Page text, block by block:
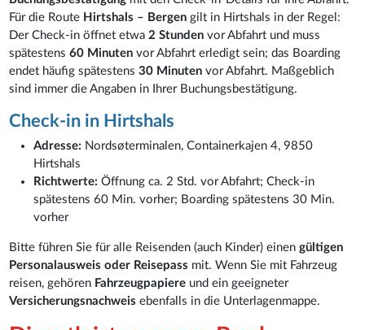
Für die Route Hirtshals – Bergen gilt in Hirtshals in der Regel:
Der Check-in öffnet etwa 2 Stunden vor Abfahrt und muss
spätestens60 Minuten vor Abfahrt erledigt sein; das Boarding
endet häufig spätestens30 Minuten vor Abfahrt. Maßgeblich
sind immer die Angaben in Ihrer Buchungsbestätigung.
Check-in in Hirtshals
Adresse: Nordsøterminalen, Containerkajen 4, 9850
Hirtshals
Richtwerte: Öffnung ca. 2 Std. vor Abfahrt; Check-in
spätestens 60 Min. vorher; Boarding spätestens 30 Min.
vorher
Bitte führen Sie für alle Reisenden (auch Kinder) einengültigen
Personalausweis oder Reisepass mit. Wenn Sie mit Fahrzeug
reisen, gehören Fahrzeugpapiere und ein geeigneter
Versicherungsnachweis ebenfalls in die Unterlagenmappe.